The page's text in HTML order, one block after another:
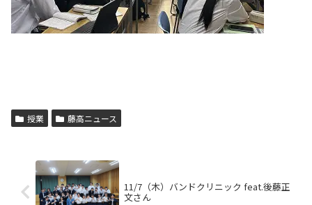
授業 藤高ニュース
11/7（木）バンドクリニック feat.後藤正
文さん